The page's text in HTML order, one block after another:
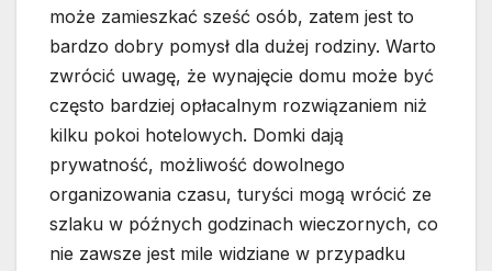
może zamieszkać sześć osób, zatem jest to
bardzo dobry pomysł dla dużej rodziny. Warto
zwrócić uwagę, że wynajęcie domu może być
często bardziej opłacalnym rozwiązaniem niż
kilku pokoi hotelowych. Domki dają
prywatność, możliwość dowolnego
organizowania czasu, turyści mogą wrócić ze
szlaku w późnych godzinach wieczornych, co
nie zawsze jest mile widziane w przypadku